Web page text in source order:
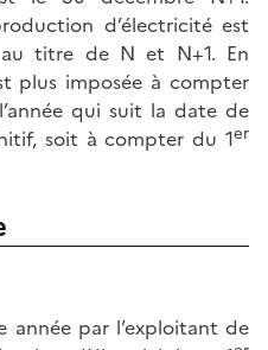
d’électricité est
au titre de N et N+1. En
plus imposée à compter
qui suit la date de
soit à compter du 1er
année par l’exploitant de